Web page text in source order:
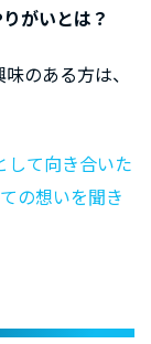
がいとは？
のある方は、
して向き合いた
の想いを聞き